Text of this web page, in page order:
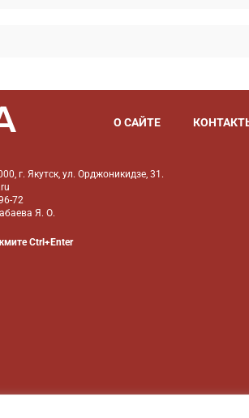
О САЙТЕ
г. Якутск, ул. Орджоникидзе, 31.
72
Я. О.
Ctrl+Enter